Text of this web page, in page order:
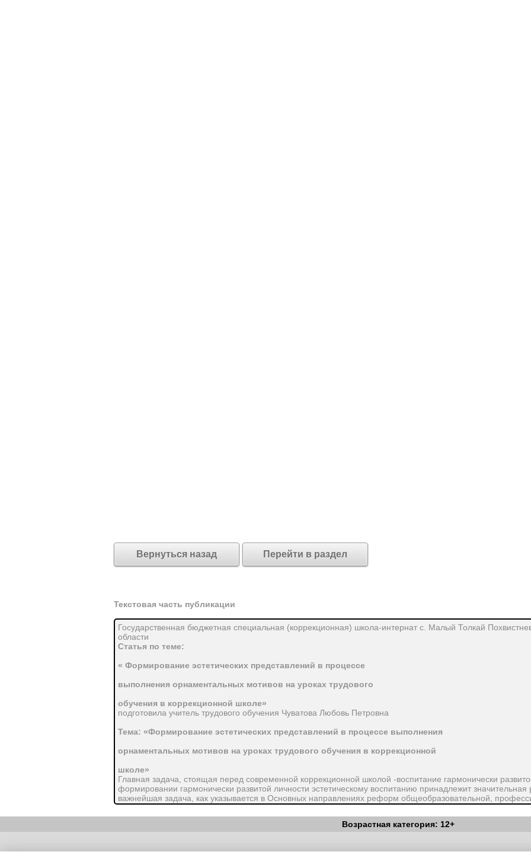
Вернуться назад Перейти в раздел
Текстовая часть публикации
Государственная бюджетная специальная (коррекционная) школа-интернат с. Малый Толкай
области
Статья по теме:
« Формирование эстетических представлений в процессе
выполнения орнаментальных мотивов на уроках трудового
обучения в коррекционной школе»
подготовила учитель трудового обучения Чуватова Любовь Петровна
Тема: «Формирование эстетических представлений в процессе выполнения
орнаментальных мотивов на уроках трудового обучения в коррекционной
школе»
Главная задача, стоящая перед современной коррекционной школой -воспитание гармонически
формировании гармонически развитой личности эстетическому воспитанию принадлежит
важнейшая задача, как указывается в Основных направлениях реформ общеобразовательной,
коррекционной школы, - «значительное улучшение художественного образования и эстетического
Необходимо развивать чувство прекрасного, формировать высокие эстетические вкусы, умение
искусства, памятники истории и архитектуры, красоту и богатство родной природы. Лучше использовать
Возрастная категория: 12+